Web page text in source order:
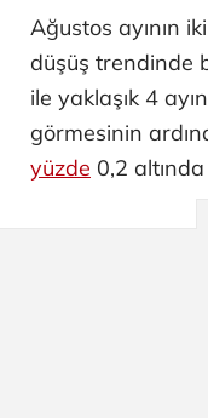
Ağustos ayının
düşüş trendinde
ile yaklaşık 4
görmesinin
yüzde 0,2